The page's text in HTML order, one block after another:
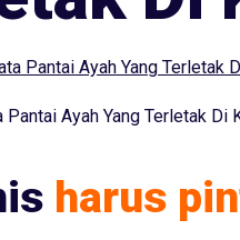
Ayah Yang Terletak Di
harus